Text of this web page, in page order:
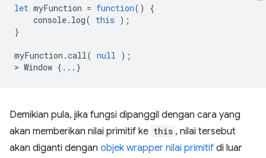
let myFunction = function()
{
console. log( this );
}
myFunction .call( null );
> Window {...}
Demikian pula, jika fungsi dipanggil dengan cara yang
akan memberikan nilai primitif ke this , nilai tersebut
akan diganti dengan objek wrapper nilai primitif di luar